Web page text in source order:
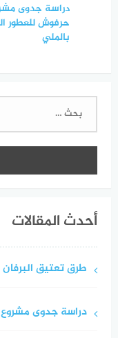
دراسة جدوى
حرفوش للعطور
بالملي
أحدث المقالات
طرق تعتيق البرفان
دراسة جدوى مشروع